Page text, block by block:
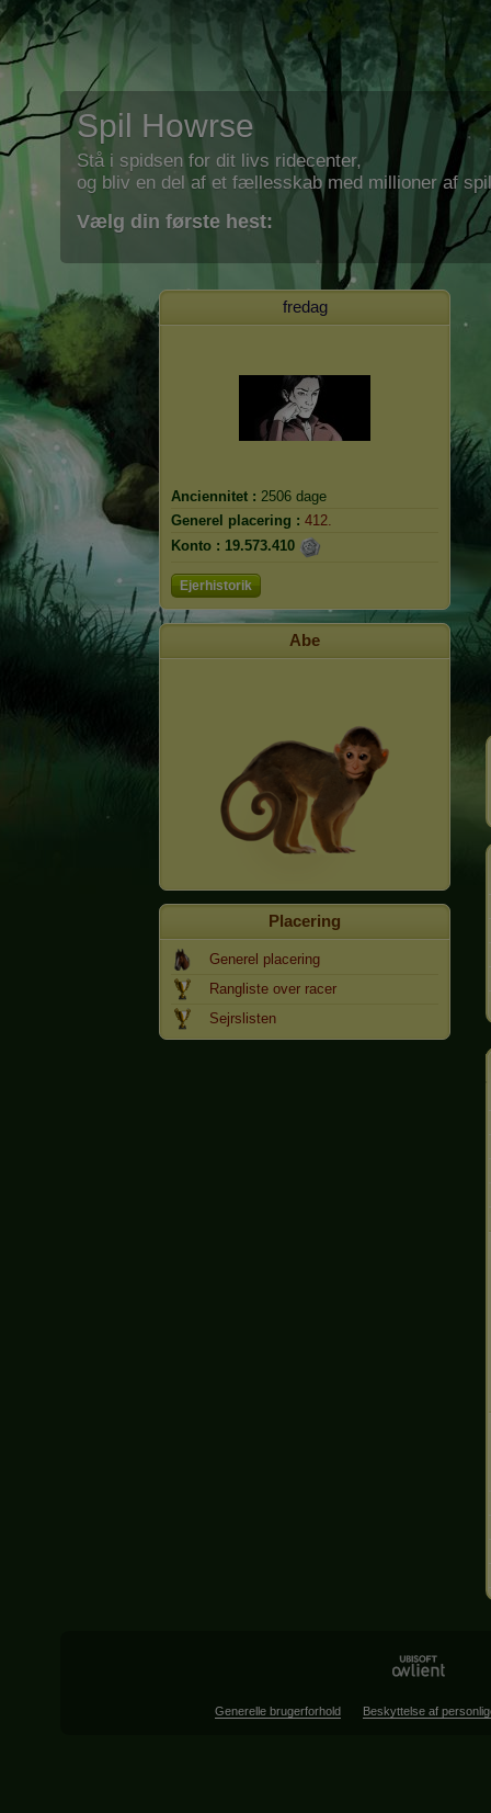
Spil Howrse
Stå i spidsen for dit livs ridecenter,
og bliv en del af et fællesskab med millioner af
Vælg din første hest:
fredag
Anciennitet : 2506 dage
Generel placering : 412.
Konto : 19.573.410
Ejerhistorik
Abe
Placering
Generel placering
Rangliste over racer
Sejrslisten
Generelle brugerforhold Beskyttelse af